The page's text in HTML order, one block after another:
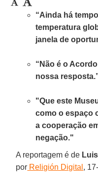
“Ainda há
temperatura
janela de
“Não é o
nossa
"Que este
como o espaço
a cooperação
negação."
A reportagem é de
por Religión Digital ,